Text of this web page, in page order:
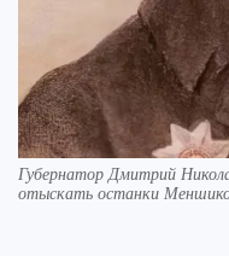
Губернатор Дмитрий
отыскать останки